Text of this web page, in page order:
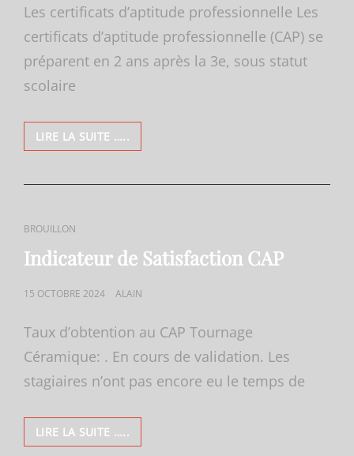
Les certificats d’aptitude professionnelle Les
certificats d’aptitude professionnelle (CAP) se
préparent en 2 ans après la 3e, sous statut
scolaire
LIRE LA SUITE …..APRÈS
LE
TOURNAGE
CAT
LINKS
BROUILLON
Indicateur de Satisfaction CAP
POSTED
15 OCTOBRE 2024 ALAIN
Taux d’obtention au CAP Tournage
Céramique: . En cours de validation. Les
stagiaires n’ont pas encore eu le temps de
LIRE LA SUITE …..INDICATEUR
DE